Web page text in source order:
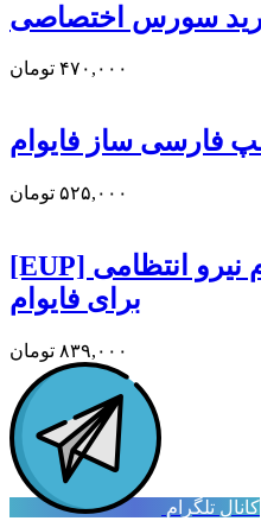
۴۷۰,۰۰۰ تومان
۵۲۵,۰۰۰ تومان
[EUP] مجموعه لباس فرم نیرو انتظامی
برای فایوام
۸۳۹,۰۰۰ تومان
کانال تلگرام